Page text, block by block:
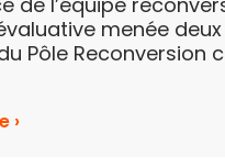
›
menée
Pôle Reconversion